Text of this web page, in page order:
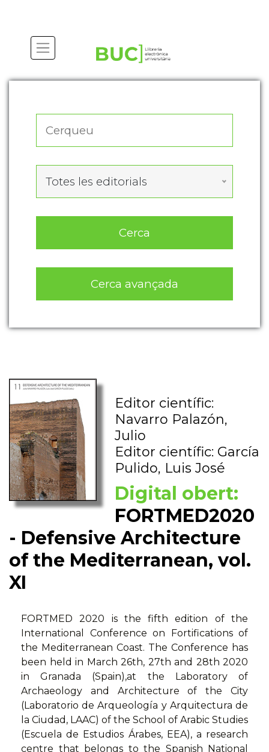
Totes les editorials
Cerca
Cerca avançada
Editor científic:
Navarro Palazón,
Julio
Editor científic: García
Pulido, Luis José
Digital obert:
FORTMED2020
- Defensive Architecture
of the Mediterranean, vol.
XI
FORTMED 2020 is the fifth edition of the
International Conference on Fortifications of
the Mediterranean Coast. The Conference has
been held in March 26th, 27th and 28th 2020
in Granada (Spain),at the Laboratory of
Archaeology and Architecture of the City
(Laboratorio de Arqueología y Arquitectura de
la Ciudad, LAAC) of the School of Arabic Studies
(Escuela de Estudios Árabes, EEA), a research
centre that belongs to the Spanish National